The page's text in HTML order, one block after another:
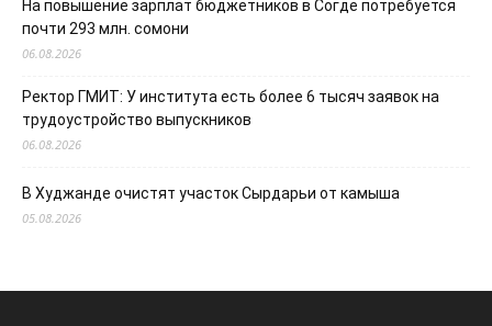
На повышение зарплат бюджетников в Согде потребуется
почти 293 млн. сомони
06.08.2026
Ректор ГМИТ: У института есть более 6 тысяч заявок на
трудоустройство выпускников
06.08.2026
В Худжанде очистят участок Сырдарьи от камыша
05.08.2026